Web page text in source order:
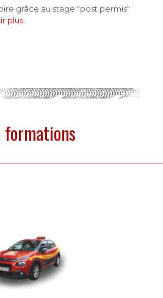
grâce au stage "post permis"
plus
formations